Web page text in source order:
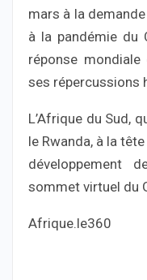
mars à la
à la pandémie du
réponse
ses répercussions
L’Afrique du Sud,
le Rwanda, à la
développement
sommet virtuel du
Afrique.le360